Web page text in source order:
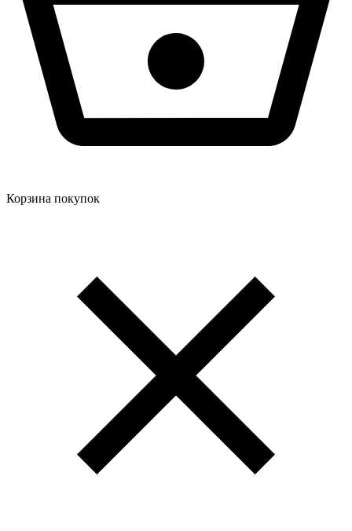
Корзина покупок